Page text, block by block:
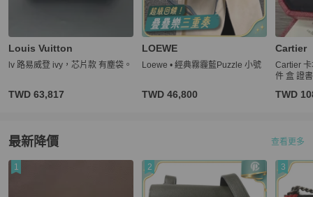
Louis Vuitton
lv 路易威登 ivy，芯片款 有塵袋。
TWD 63,817
LOEWE
Loewe • 經典霧霾藍Puzzle 小號
TWD 46,800
Cartier
Cartier 卡
件 盒 證書
TWD
最新降價 查看更多
1 2 3